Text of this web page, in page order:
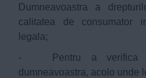
Dumneavoastra a
calitatea de consumator
legala;
- Pentru a verifica
dumneavoastra, acolo unde